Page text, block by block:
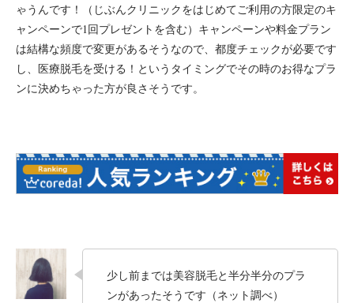
ゃうんです！（じぶんクリニックをはじめてご利用の方限定のキ
ャンペーンで1回プレゼントを含む）キャンペーンや料金プラン
は結構な頻度で変更があるそうなので、都度チェックが必要です
し、医療脱毛を受ける！というタイミングでその時のお得なプラ
ンに決めちゃった方が良さそうです。
少し前までは美容脱毛と半分半分のプラ
ンがあったそうです（ネット調べ）